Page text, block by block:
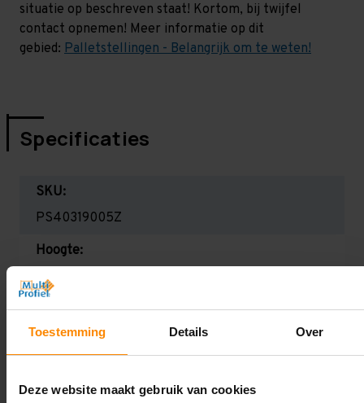
Toestemming Details Over
Deze website maakt gebruik van cookies
situatie op beschreven staat! Kortom, bij twijfel
contact opnemen! Meer informatie op dit
gebied: Palletstellingen - Belangrijk om te weten!
Specificaties
SKU:
PS40319005Z
Hoogte:
4.000 mm
Diepte:
1.100 mm
31.900 mm